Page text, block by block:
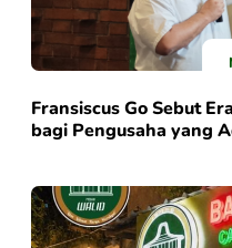
Fransiscus Go Sebut
bagi Pengusaha yang